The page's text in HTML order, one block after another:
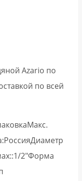
Azario по
по всей
2″Форма